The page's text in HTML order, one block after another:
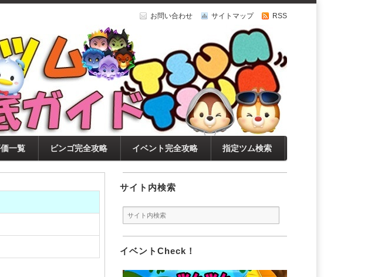
お問い合わせ サイトマップ RSS
底ガイド
・ピックアップ・
説！ツムツムを12
一覧 ビンゴ完全攻略 イベント完全攻略 指定ツム検索
サイト内検索
イベントCheck！